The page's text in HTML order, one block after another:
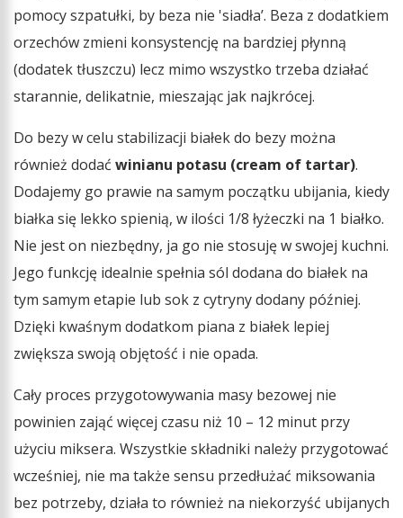
pomocy szpatułki, by beza nie 'siadła’. Beza z dodatkiem
orzechów zmieni konsystencję na bardziej płynną
(dodatek tłuszczu) lecz mimo wszystko trzeba działać
starannie, delikatnie, mieszając jak najkrócej.
Do bezy w celu stabilizacji białek do bezy można
również dodać winianu potasu (cream of tartar).
Dodajemy go prawie na samym początku ubijania, kiedy
białka się lekko spienią, w ilości 1/8 łyżeczki na 1 białko.
Nie jest on niezbędny, ja go nie stosuję w swojej kuchni.
Jego funkcję idealnie spełnia sól dodana do białek na
tym samym etapie lub sok z cytryny dodany później.
Dzięki kwaśnym dodatkom piana z białek lepiej
zwiększa swoją objętość i nie opada.
Cały proces przygotowywania masy bezowej nie
powinien zająć więcej czasu niż 10 – 12 minut przy
użyciu miksera. Wszystkie składniki należy przygotować
wcześniej, nie ma także sensu przedłużać miksowania
bez potrzeby, działa to również na niekorzyść ubijanych